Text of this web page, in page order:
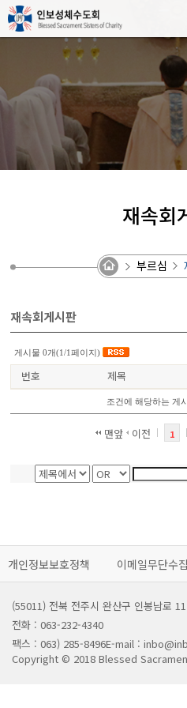
재속회
부르심
재속회게시판
게시물 0개(1/1페이지)
번호 제목
조건에 해당하는 게
맨앞 이전 1
개인정보보호정책 이메일무단수
(55011) 전북 전주시 완산구 인봉남로
전화 : 063-232-4340
팩스 : 063) 285-8496E-mail :
Copyright © 2018 Blessed